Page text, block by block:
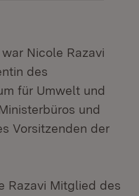
Nicole Razavi
des
für Umwelt und
und
Vorsitzenden der
Razavi Mitglied des